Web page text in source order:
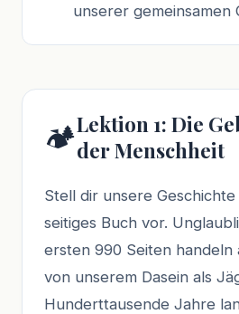
unserer gemeinsamen
🏕️Lektion 1: Die
der Menschheit
Stell dir unsere Geschichte
seitiges Buch vor.
ersten 990 Seiten handeln
von unserem Dasein als
Hunderttausende Jahre